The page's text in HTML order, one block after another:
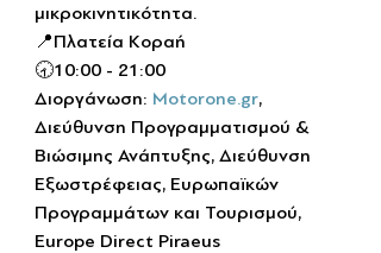
μικροκινητικότητα.
📍Πλατεία Κοραή
🕣10:00 - 21:00
Διοργάνωση: Motorone.gr,
Διεύθυνση Προγραμματισμού &
Βιώσιμης Ανάπτυξης, Διεύθυνση
Εξωστρέφειας, Ευρωπαϊκών
Προγραμμάτων και Τουρισμού,
Europe Direct Piraeus